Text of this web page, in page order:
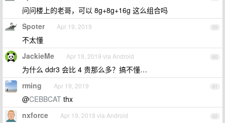
问问楼上的老哥，可以 8g+8g+16g 这么组合吗
59
Spoter Apr 19, 2019
不太懂
60
JackieMe Apr 19, 2019 via Android
为什么 ddr3 会比 4 贵那么多？搞不懂…
61
rming Apr 19, 2019
@CEBBCAT thx
62
nxforce Apr 19, 2019 via Android